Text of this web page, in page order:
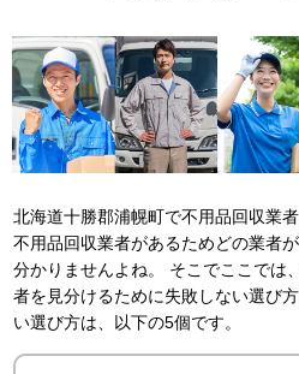
北海道十勝郡浦幌町で不用品回収業
不用品回収業者があるためどの業者
分かりませんよね。 そこでここでは
者を見分けるために失敗しない選び
い選び方は、以下の5個です。